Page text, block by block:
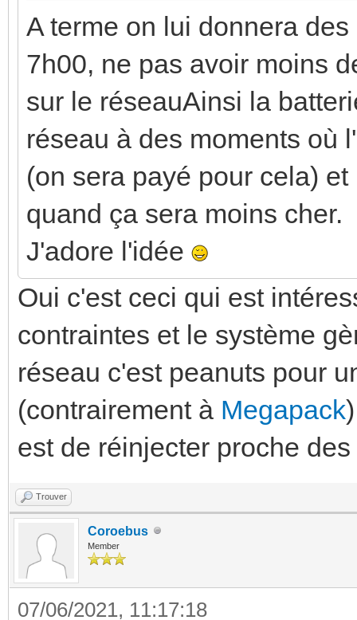
A terme on lui donnera
7h00, ne pas avoir moins
sur le réseauAinsi la
réseau à des moments où
(on sera payé pour cela)
quand ça sera moins cher.
J'adore l'idée
Oui c'est ceci qui est
contraintes et le système
réseau c'est peanuts pour
(contrairement à Megapack
est de réinjecter proche
Trouver
Coroebus
Member
07/06/2021, 11:17:18